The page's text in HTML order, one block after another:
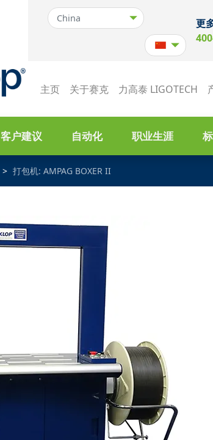
主页 关于赛克 力高泰 LIGOTECH
更
客户建议 自动化 职业生涯
打包机: AMPAG BOXER II